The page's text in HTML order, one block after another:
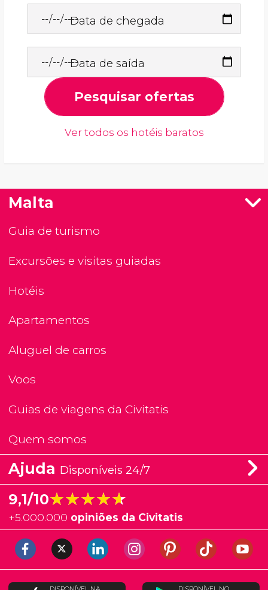
Data de chegada
Data de saída
Pesquisar ofertas
Ver todos os hotéis baratos
Malta
Guia de turismo
Excursões e visitas guiadas
Hotéis
Apartamentos
Aluguel de carros
Voos
Guias de viagens da Civitatis
Quem somos
Ajuda Disponíveis 24/7
9,1/10★★★★★
★★★★★
+5.000.000 opiniões da Civitatis